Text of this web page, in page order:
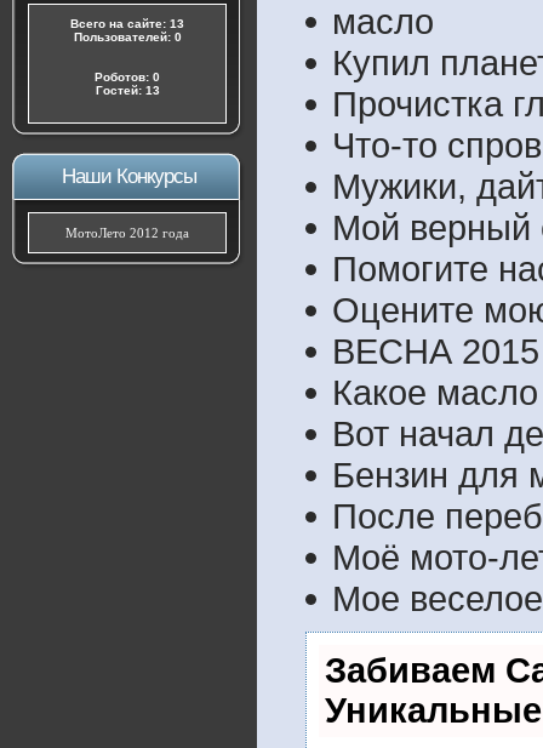
Всего на сайте: 13
Пользователей: 0
Роботов: 0
Гостей: 13
Наши Конкурсы
МотоЛето 2012 года
масло
Купил
Прочистка
Что-то
Мужики,
Мой верный
Помогите
Оцените
ВЕСНА
Какое
Вот начал
Бензин для
После
Моё мото-
Мое
Забиваем